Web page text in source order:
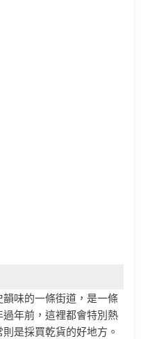
味的一條街道，是一條
年前，這裡都會特別熱
是採買乾貨的好地方。